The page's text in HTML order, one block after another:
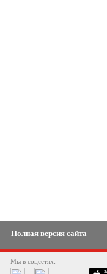
Полная версия сайта
Мы в соцсетях: